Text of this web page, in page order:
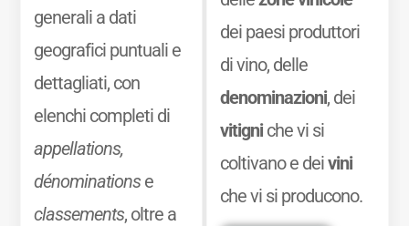
generali a dati
geografici puntuali e
dettagliati, con
elenchi completi di
appellations,
dénominationse
classements, oltre a
dei paesi produttori
di vino, delle
denominazioni, dei
vitigniche vi si
coltivano e deivini
che vi si producono.